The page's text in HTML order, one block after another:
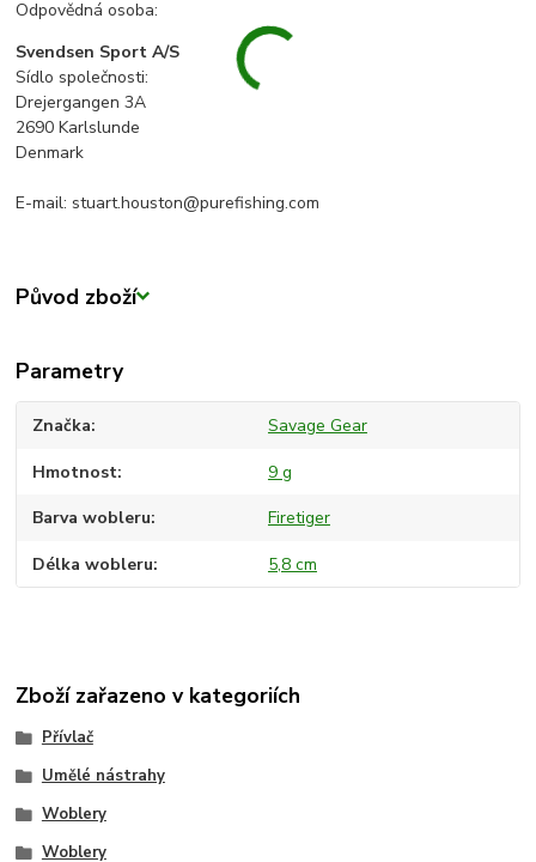
Odpovědná osoba:
Svendsen Sport A/S
Sídlo společnosti:
Drejergangen 3A
2690 Karlslunde
Denmark
E-mail: stuart.houston@purefishing.com
Původ zboží
Parametry
Značka Savage Gear
Hmotnost 9 g
Barva wobleru Firetiger
Délka wobleru 5,8 cm
Zboží zařazeno v kategoriích
Přívlač
Umělé nástrahy
Woblery
Woblery